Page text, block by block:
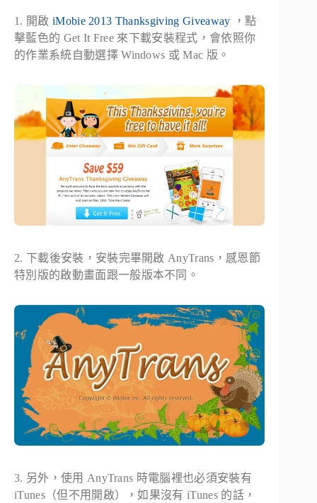
1. 開啟 iMobie 2013 Thanksgiving Giveaway ，點
擊藍色的 Get It Free 來下載安裝程式，會依照你
的作業系統自動選擇 Windows 或 Mac 版。
2. 下載後安裝，安裝完畢開啟 AnyTrans，感恩節
特別版的啟動畫面跟一般版本不同。
3. 另外，使用 AnyTrans 時電腦裡也必須安裝有
iTunes（但不用開啟），如果沒有 iTunes 的話，